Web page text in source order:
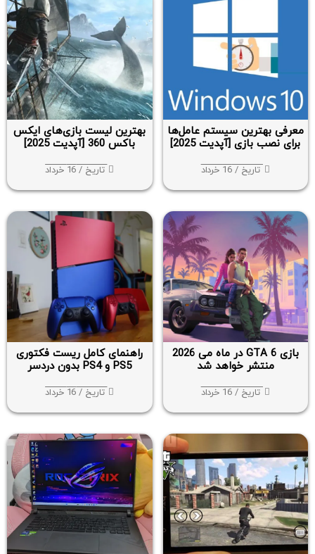
معرفی بهترین سیستم عامل‌ها
برای نصب بازی [آپدیت 2025]
تاریخ / 16 خرداد
بهترین لیست بازی‌های ایکس
باکس 360 [آپدیت 2025]
تاریخ / 16 خرداد
بازی GTA 6 در ماه می 2026
منتشر خواهد شد
تاریخ / 16 خرداد
راهنمای کامل ریست فکتوری
PS5 و PS4 بدون دردسر
تاریخ / 16 خرداد